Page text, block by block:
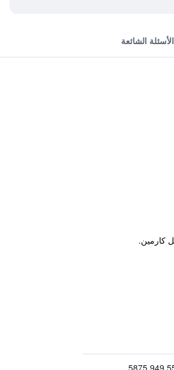
الأسئلة الشائعة